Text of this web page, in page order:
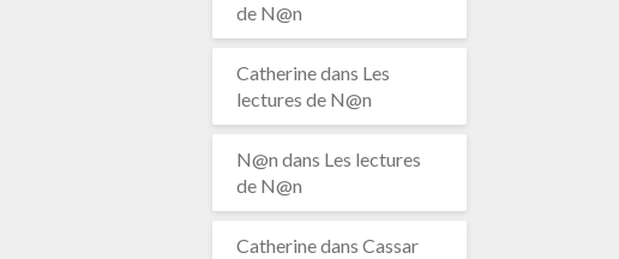
de N@n
Catherinedans Les
lectures de N@n
N@n dans Les lectures
de N@n
Catherinedans Cassar